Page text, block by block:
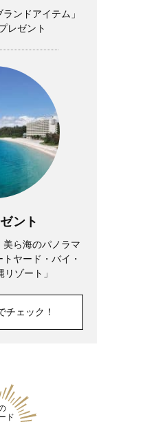
したい朝」もある
っている時間が、
った今も自分自身
しい役に出会う
ンドアイテム」
レゼント
ント
美ら海のパノラマ
ヤード・バイ・
ゾート」
チェック！
ド